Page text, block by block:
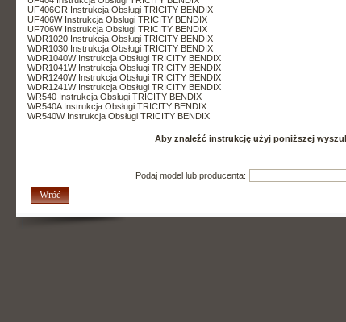
UF406GR Instrukcja Obsługi TRICITY BENDIX
UF406W Instrukcja Obsługi TRICITY BENDIX
UF706W Instrukcja Obsługi TRICITY BENDIX
WDR1020 Instrukcja Obsługi TRICITY BENDIX
WDR1030 Instrukcja Obsługi TRICITY BENDIX
WDR1040W Instrukcja Obsługi TRICITY BENDIX
WDR1041W Instrukcja Obsługi TRICITY BENDIX
WDR1240W Instrukcja Obsługi TRICITY BENDIX
WDR1241W Instrukcja Obsługi TRICITY BENDIX
WR540 Instrukcja Obsługi TRICITY BENDIX
WR540A Instrukcja Obsługi TRICITY BENDIX
WR540W Instrukcja Obsługi TRICITY BENDIX
Aby znaleźć instrukcję użyj poniższej
Podaj model lub producenta:
Wróć